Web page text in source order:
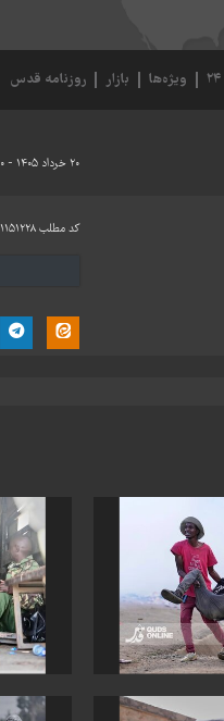
ویژه‌ها بازار روزنامه قدس
۲۰ خرداد ۱۴۰۵ - ۲۰:۱۰
کد مطلب ۱۱۵۱۲۲۸